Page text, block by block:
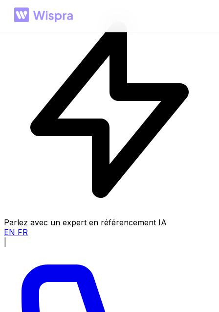
Parlez avec un expert en référencement IA
EN FR